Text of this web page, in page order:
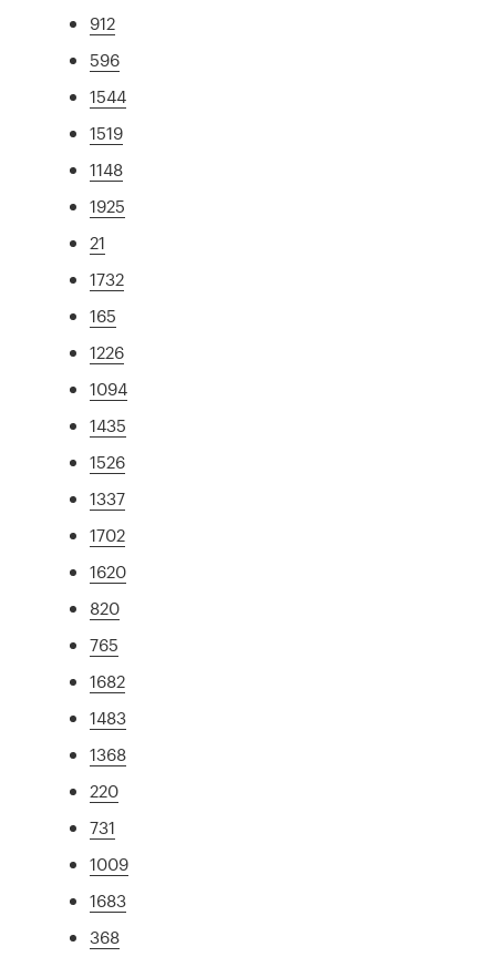
912
596
1544
1519
1148
1925
21
1732
165
1226
1094
1435
1526
1337
1702
1620
820
765
1682
1483
1368
220
731
1009
1683
368